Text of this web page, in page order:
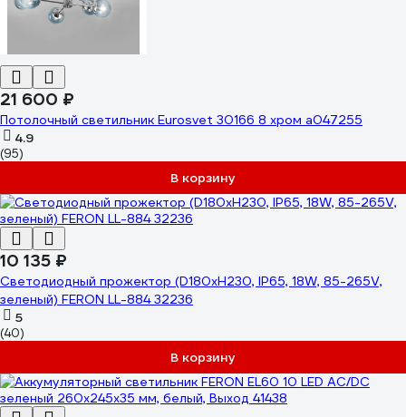
21 600 ₽
Потолочный светильник Eurosvet 30166 8 хром a047255
4.9
(95)
В корзину
10 135 ₽
Светодиодный прожектор (D180xH230, IP65, 18W, 85-265V,
зеленый) FERON LL-884 32236
5
(40)
В корзину